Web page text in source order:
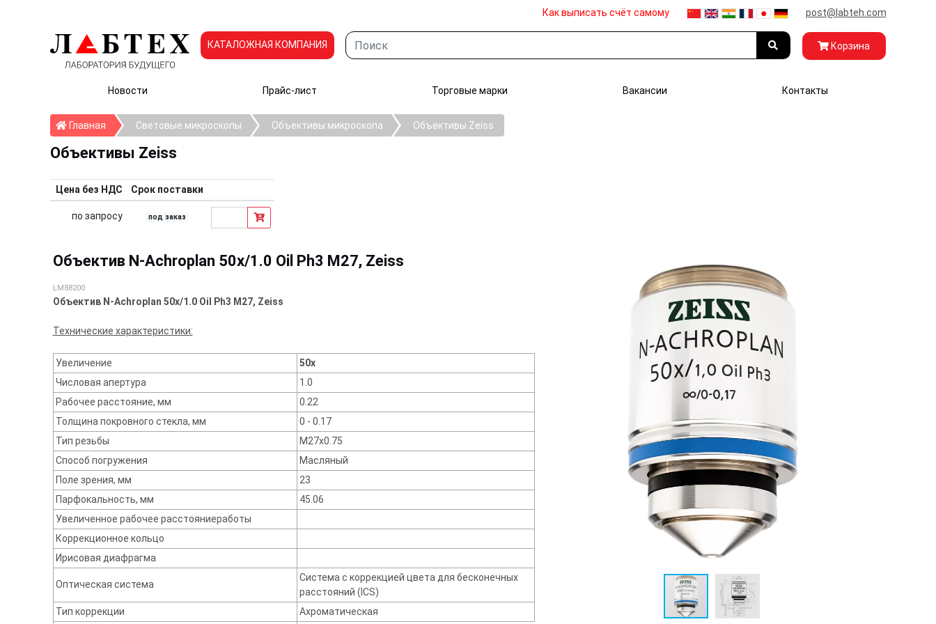
Как выписать счёт самому post@labteh.com
КАТАЛОЖНАЯ КОМПАНИЯ Корзина
Новости Прайс-лист Торговые марки Вакансии Контакты
ГлавнаяГлавнаяСветовые микроскопы Объективы микроскопа Объективы Zeiss
Объективы Zeiss
Цена без НДС Срок поставки
по запросу под заказ
Объектив N-Achroplan 50x/1.0 Oil Ph3 M27, Zeiss
LM88200
Объектив N-Achroplan 50x/1.0 Oil Ph3 M27, Zeiss
Технические характеристики:
Увеличение
50x
Числовая апертура
1.0
Рабочее расстояние, мм
0.22
Толщина покровного стекла, мм
0 - 0.17
Тип резьбы
M27x0.75
Способ погружения
Масляный
Поле зрения, мм
23
Парфокальность, мм
45.06
Увеличенное рабочее расстояниеработы
Коррекционное кольцо
Ирисовая диафрагма
Оптическая система
Система с коррекцией цвета для бесконечных
расстояний (ICS)
Тип коррекции
Ахроматическая